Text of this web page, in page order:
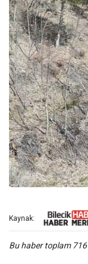
Kaynak:
Bu haber toplam